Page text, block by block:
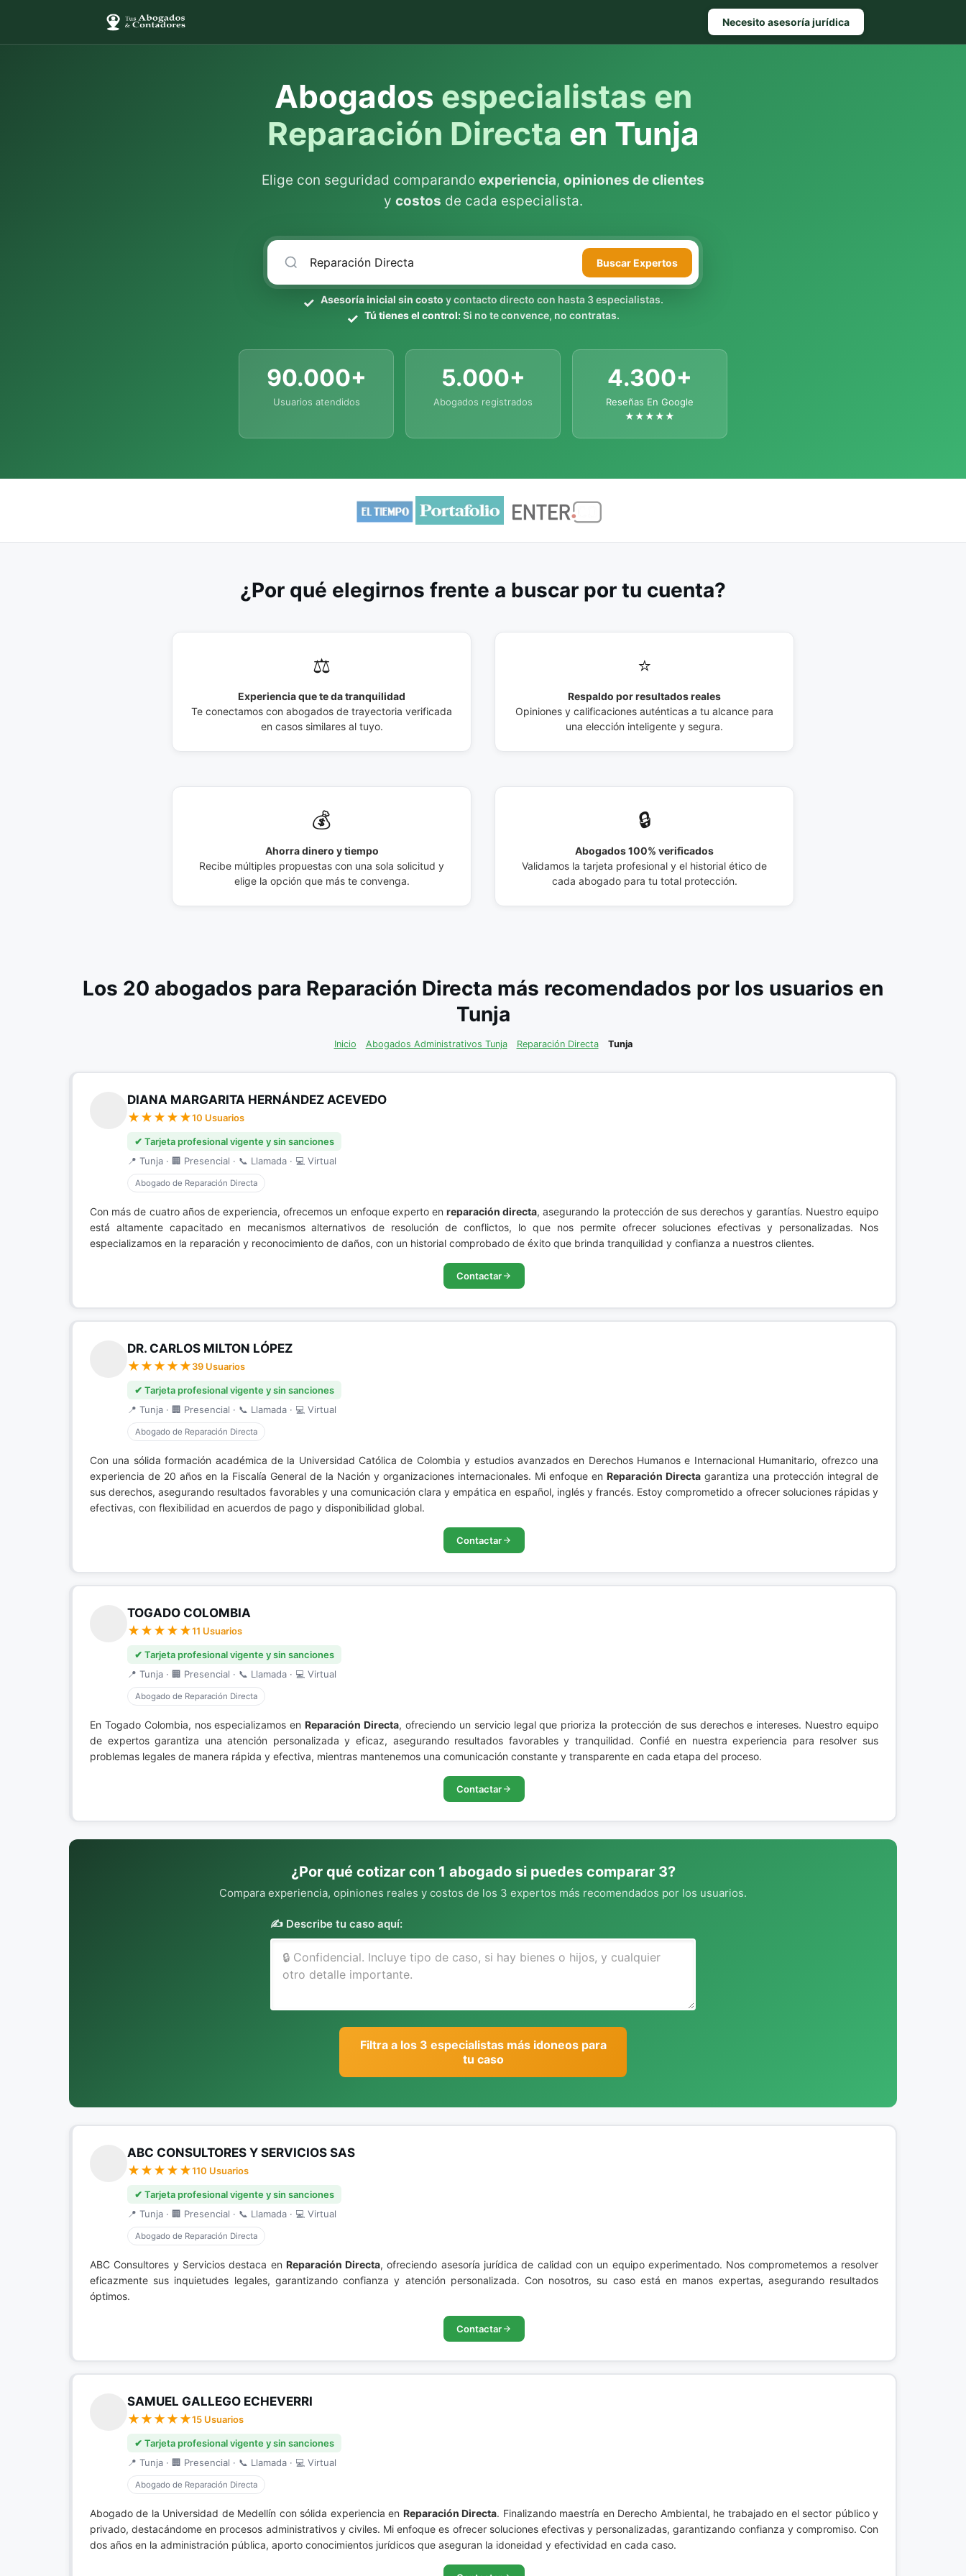
Necesito asesoría jurídica
Abogados especialistas en
Reparación Directa en Tunja
Elige con seguridad comparando experiencia, opiniones de clientes
y costos de cada especialista.
BuscarExpertos
Asesoría inicial sin costo y contacto directo con hasta 3 especialistas.
Tú tienes el control:Si no te convence, no contratas.
90.000+
Usuarios atendidos
5.000+
Abogados registrados
4.300+
Reseñas En Google
★★★★★
¿Por qué elegirnos frente a buscar por tu cuenta?
⚖️
Experiencia que te da tranquilidad
Te conectamos con abogados de trayectoria verificada
en casos similares al tuyo.
⭐
Respaldo por resultados reales
Opiniones y calificaciones auténticas a tu alcance para
una elección inteligente y segura.
💰
Ahorra dinero y tiempo
Recibe múltiples propuestas con una sola solicitud y
elige la opción que más te convenga.
🔒
Abogados 100% verificados
Validamos la tarjeta profesional y el historial ético de
cada abogado para tu total protección.
Los 20 abogados para Reparación Directa más recomendados por los usuarios en
Tunja
Inicio Abogados Administrativos Tunja Reparación Directa Tunja
DIANA MARGARITA HERNÁNDEZ ACEVEDO
10 Usuarios
✔ Tarjeta profesional vigente y sin sanciones
📍 Tunja · 🏢 Presencial · 📞 Llamada · 💻 Virtual
Abogado de Reparación Directa
Con más de cuatro años de experiencia, ofrecemos un enfoque experto enreparación directa, asegurando la protección de sus derechos y garantías. Nuestro equipo
está altamente capacitado en mecanismos alternativos de resolución de conflictos, lo que nos permite ofrecer soluciones efectivas y personalizadas. Nos
especializamos en la reparación y reconocimiento de daños, con un historial comprobado de éxito que brinda tranquilidad y confianza a nuestros clientes.
Contactar
DR. CARLOS MILTON LÓPEZ
39 Usuarios
✔ Tarjeta profesional vigente y sin sanciones
📍 Tunja · 🏢 Presencial · 📞 Llamada · 💻 Virtual
Abogado de Reparación Directa
Con una sólida formación académica de la Universidad Católica de Colombia y estudios avanzados en Derechos Humanos e Internacional Humanitario, ofrezco una
experiencia de 20 años en la Fiscalía General de la Nación y organizaciones internacionales. Mi enfoque en Reparación Directa garantiza una protección integral de
sus derechos, asegurando resultados favorables y una comunicación clara y empática en español, inglés y francés. Estoy comprometido a ofrecer soluciones rápidas y
efectivas, con flexibilidad en acuerdos de pago y disponibilidad global.
Contactar
TOGADO COLOMBIA
11 Usuarios
✔ Tarjeta profesional vigente y sin sanciones
📍 Tunja · 🏢 Presencial · 📞 Llamada · 💻 Virtual
Abogado de Reparación Directa
En Togado Colombia, nos especializamos enReparación Directa, ofreciendo un servicio legal que prioriza la protección de sus derechos e intereses. Nuestro equipo
de expertos garantiza una atención personalizada y eficaz, asegurando resultados favorables y tranquilidad. Confié en nuestra experiencia para resolver sus
problemas legales de manera rápida y efectiva, mientras mantenemos una comunicación constante y transparente en cada etapa del proceso.
Contactar
¿Por qué cotizar con 1 abogado si puedes comparar 3?
Compara experiencia, opiniones reales y costos de los 3 expertos más recomendados por los usuarios.
✍️ Describe tu caso aquí:
Filtra a los 3 especialistas más idoneos para
tu caso
ABC CONSULTORES Y SERVICIOS SAS
110 Usuarios
✔ Tarjeta profesional vigente y sin sanciones
📍 Tunja · 🏢 Presencial · 📞 Llamada · 💻 Virtual
Abogado de Reparación Directa
ABC Consultores y Servicios destaca en Reparación Directa, ofreciendo asesoría jurídica de calidad con un equipo experimentado. Nos comprometemos a resolver
eficazmente sus inquietudes legales, garantizando confianza y atención personalizada. Con nosotros, su caso está en manos expertas, asegurando resultados
óptimos.
Contactar
SAMUEL GALLEGO ECHEVERRI
15 Usuarios
✔ Tarjeta profesional vigente y sin sanciones
📍 Tunja · 🏢 Presencial · 📞 Llamada · 💻 Virtual
Abogado de Reparación Directa
Abogado de la Universidad de Medellín con sólida experiencia en Reparación Directa. Finalizando maestría en Derecho Ambiental, he trabajado en el sector público y
privado, destacándome en procesos administrativos y civiles. Mi enfoque es ofrecer soluciones efectivas y personalizadas, garantizando confianza y compromiso. Con
dos años en la administración pública, aporto conocimientos jurídicos que aseguran la idoneidad y efectividad en cada caso.